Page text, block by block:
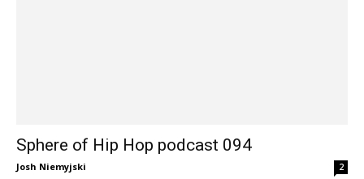
Sphere of Hip Hop podcast 094
Josh Niemyjski 2